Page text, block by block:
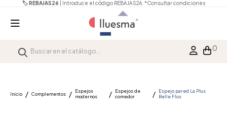
🏷️ REBAJAS26 | Introduce el código REBAJAS26. *Consultar condiciones
0
Inicio Complementos
Espejos
modernos
Espejos de
comedor
Espejo pared La Plus
Belle Flos